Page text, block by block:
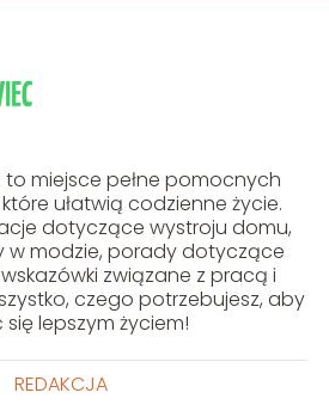
to miejsce pełne pomocnych
ułatwią codzienne życie.
dotyczące wystroju domu,
w modzie, porady dotyczące
związane z pracą i
czego potrzebujesz, aby
się lepszym życiem!
REDAKCJA